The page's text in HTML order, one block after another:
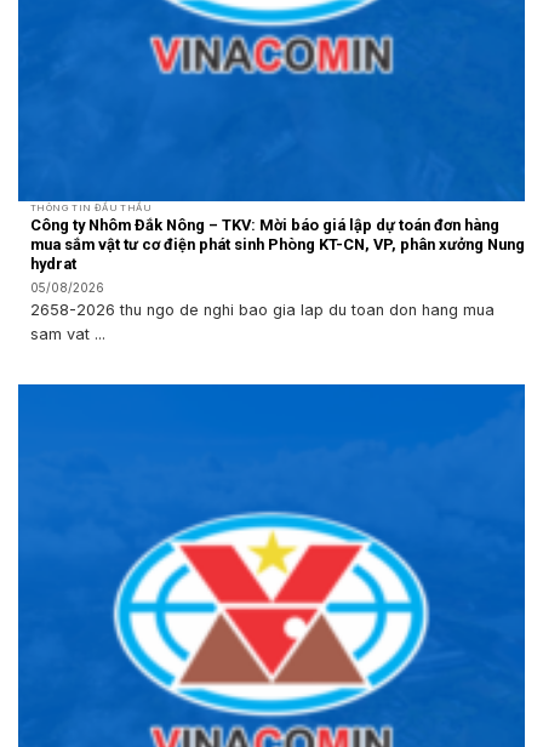
THÔNG TIN ĐẤU THẦU
Công ty Nhôm Đắk Nông – TKV: Mời báo giá lập dự toán đơn hàng
mua sắm vật tư cơ điện phát sinh Phòng KT-CN, VP, phân xưởng Nung
hydrat
05/08/2026
2658-2026 thu ngo de nghi bao gia lap du toan don hang mua
sam vat ...